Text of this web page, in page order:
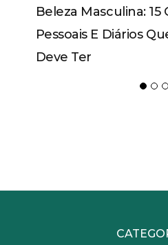
Beleza Masculina: 15
Pessoais E Diários
Deve Ter